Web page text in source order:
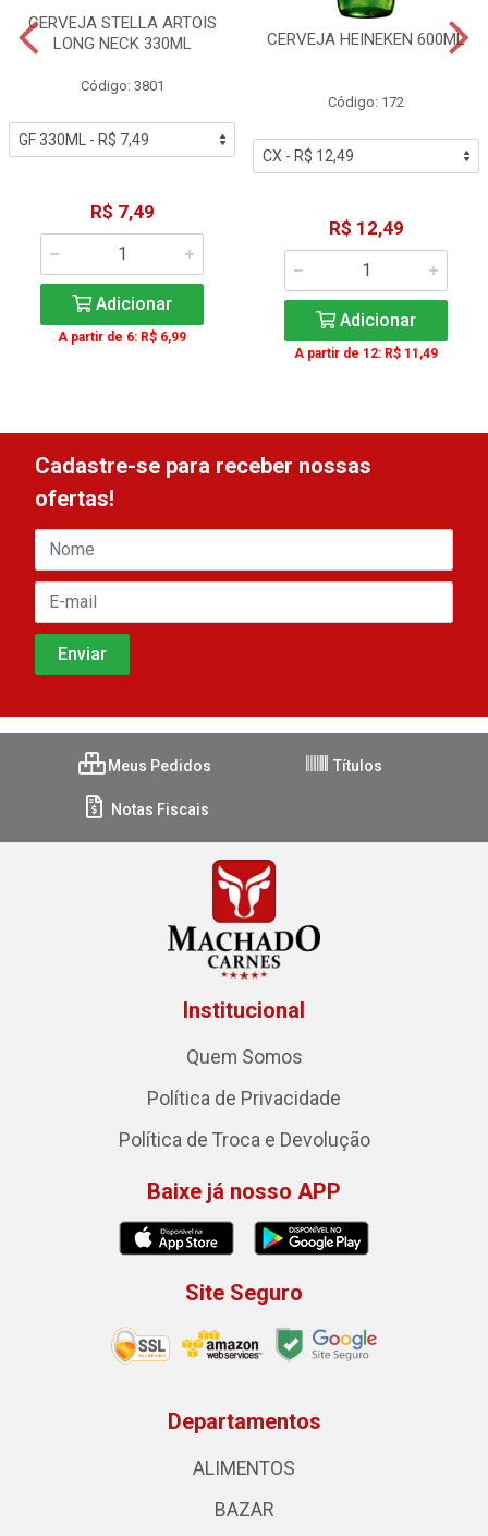
CERVEJA STELLA ARTOIS
LONG NECK 330ML
Código: 3801
R$ 7,49
Adicionar
A partir de 6: R$ 6,99
CERVEJA HEINEKEN 600ML
Código: 172
R$ 12,49
Adicionar
A partir de 12: R$ 11,49
Cadastre-se para receber nossas
ofertas!
Meus Pedidos Títulos
Notas Fiscais
Institucional
Quem Somos
Política de Privacidade
Política de Troca e Devolução
Baixe já nosso APP
Site Seguro
Departamentos
ALIMENTOS
BAZAR